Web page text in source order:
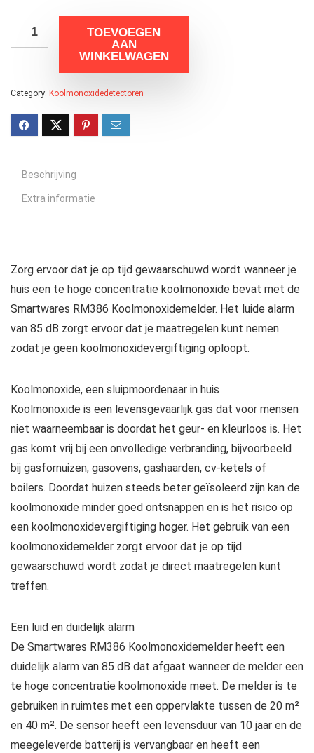
TOEVOEGEN
AAN
WINKELWAGEN
Category: Koolmonoxidedetectoren
Beschrijving
Extra informatie
Zorg ervoor dat je op tijd gewaarschuwd wordt wanneer je
huis een te hoge concentratie koolmonoxide bevat met de
Smartwares RM386 Koolmonoxidemelder. Het luide alarm
van 85 dB zorgt ervoor dat je maatregelen kunt nemen
zodat je geen koolmonoxidevergiftiging oploopt.
Koolmonoxide, een sluipmoordenaar in huis
Koolmonoxide is een levensgevaarlijk gas dat voor mensen
niet waarneembaar is doordat het geur- en kleurloos is. Het
gas komt vrij bij een onvolledige verbranding, bijvoorbeeld
bij gasfornuizen, gasovens, gashaarden, cv-ketels of
boilers. Doordat huizen steeds beter geïsoleerd zijn kan de
koolmonoxide minder goed ontsnappen en is het risico op
een koolmonoxidevergiftiging hoger. Het gebruik van een
koolmonoxidemelder zorgt ervoor dat je op tijd
gewaarschuwd wordt zodat je direct maatregelen kunt
treffen.
Een luid en duidelijk alarm
De Smartwares RM386 Koolmonoxidemelder heeft een
duidelijk alarm van 85 dB dat afgaat wanneer de melder een
te hoge concentratie koolmonoxide meet. De melder is te
gebruiken in ruimtes met een oppervlakte tussen de 20 m²
en 40 m². De sensor heeft een levensduur van 10 jaar en de
meegeleverde batterij is vervangbaar en heeft een